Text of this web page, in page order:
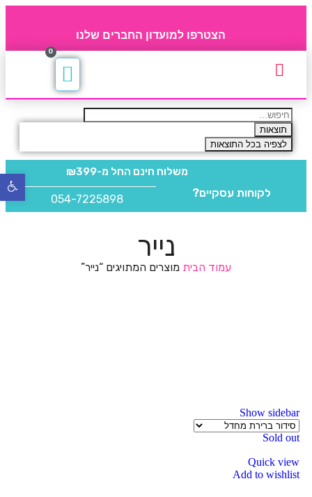
הצטרפו למועדון החברים שלנו
0
תוצאות
לצפיה בכל התוצאות
משלוח חינם החל מ-₪399
לקוחות עסקיים? 054-7225898
נייר
עמוד הבית מוצרים המתויגים “נייר”
Show sidebar
Sold out
Quick view
Add to wishlist
פתח